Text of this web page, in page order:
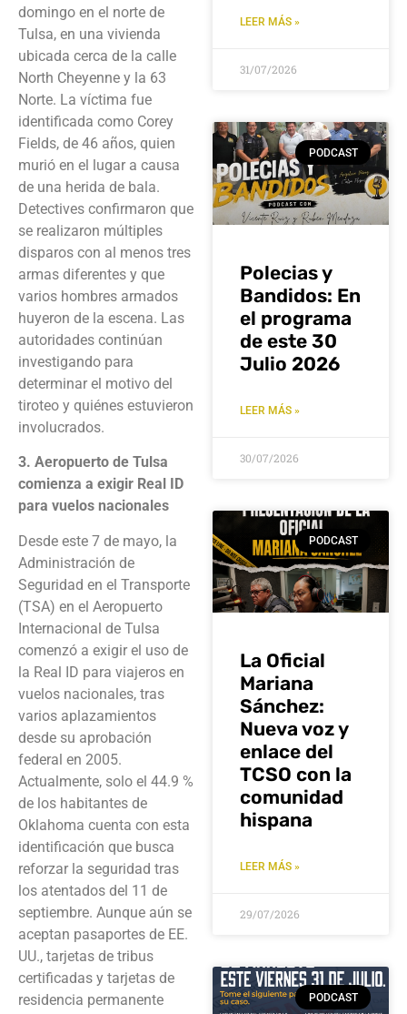
domingo en el norte de
Tulsa, en una vivienda
ubicada cerca de la calle
North Cheyenne y la 63
Norte. La víctima fue
identificada como Corey
Fields, de 46 años, quien
murió en el lugar a causa
de una herida de bala.
Detectives confirmaron que
se realizaron múltiples
disparos con al menos tres
armas diferentes y que
varios hombres armados
huyeron de la escena. Las
autoridades continúan
investigando para
determinar el motivo del
tiroteo y quiénes estuvieron
involucrados.
3. Aeropuerto de Tulsa
comienza a exigir Real ID
para vuelos nacionales
Desde este 7 de mayo, la
Administración de
Seguridad en el Transporte
(TSA) en el Aeropuerto
Internacional de Tulsa
comenzó a exigir el uso de
la Real ID para viajeros en
vuelos nacionales, tras
varios aplazamientos
desde su aprobación
federal en 2005.
Actualmente, solo el 44.9 %
de los habitantes de
Oklahoma cuenta con esta
identificación que busca
reforzar la seguridad tras
los atentados del 11 de
septiembre. Aunque aún se
aceptan pasaportes de EE.
UU., tarjetas de tribus
certificadas y tarjetas de
residencia permanente
LEER MÁS »
31/07/2026
PODCAST
Polecias y
Bandidos: En
el programa
de este 30
Julio 2026
LEER MÁS »
30/07/2026
PODCAST
La Oficial
Mariana
Sánchez:
Nueva voz y
enlace del
TCSO con la
comunidad
hispana
LEER MÁS »
29/07/2026
PODCAST